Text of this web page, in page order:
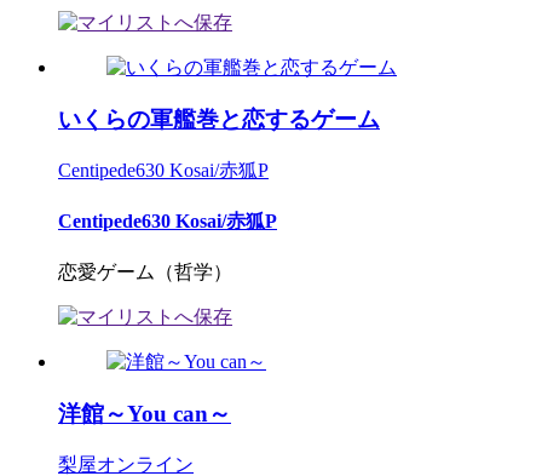
いくらの軍艦巻と恋するゲーム
Centipede630 Kosai/赤狐P
Centipede630 Kosai/赤狐P
恋愛ゲーム（哲学）
洋館～You can～
梨屋オンライン